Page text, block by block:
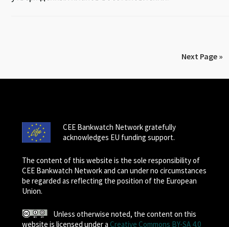
Next Page »
CEE Bankwatch Network gratefully
acknowledges EU funding support.
The content of this website is the sole responsibility of
CEE Bankwatch Network and can under no circumstances
be regarded as reflecting the position of the European
Union.
Unless otherwise noted, the content on this
website is licensed under a Creative Commons BY-SA 4.0